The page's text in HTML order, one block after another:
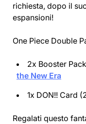
richiesta, dopo il
espansioni!
One Piece Double
2x Booster Pack
the New Era
1x DON!! Card
Regalati questo